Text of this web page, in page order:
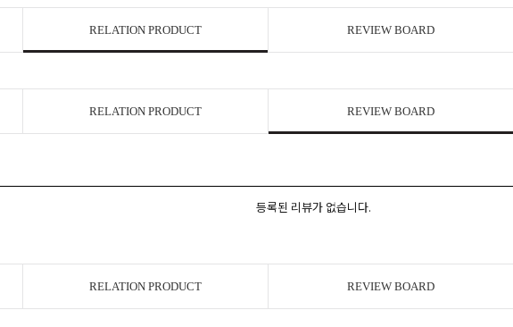
RELATION PRODUCT REVIEW BOARD
RELATION PRODUCT REVIEW BOARD
등록된 리뷰가 없습니다.
RELATION PRODUCT REVIEW BOARD